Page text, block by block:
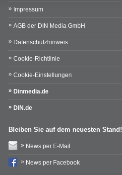
Impressum
AGB der DIN Media GmbH
Datenschutzhinweis
Cookie-Richtlinie
Cookie-Einstellungen
Dinmedia.de
DIN.de
Bleiben Sie auf dem neuesten Stand!
News per E-Mail
News per Facebook